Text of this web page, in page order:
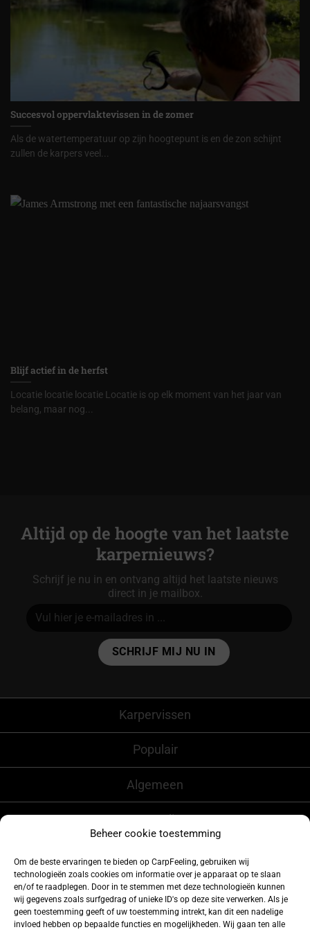
Beheer cookie toestemming
Om de beste ervaringen te bieden op CarpFeeling, gebruiken wij
technologieën zoals cookies om informatie over je apparaat op te slaan
en/of te raadplegen. Door in te stemmen met deze technologieën kunnen
wij gegevens zoals surfgedrag of unieke ID's op deze site verwerken. Als je
geen toestemming geeft of uw toestemming intrekt, kan dit een nadelige
invloed hebben op bepaalde functies en mogelijkheden. Wij gaan ten alle
Succesvol oppervlaktevissen in de zomer
Als de watertemperatuur op zijn hoogtepunt is en de zon schijnt
zullen de karpers veel...
Blijf actief in de herfst
Locatie locatie locatie Locatie is op elk moment van het jaar van
belang, maar nog...
Altijd op de hoogte van het laatste
karpernieuws?
Schrijf je nu in en ontvang altijd het laatste nieuws
direct in je mailbox.
Karpervissen
Populair
Algemeen
CarpFeeling
Volg ons ook op